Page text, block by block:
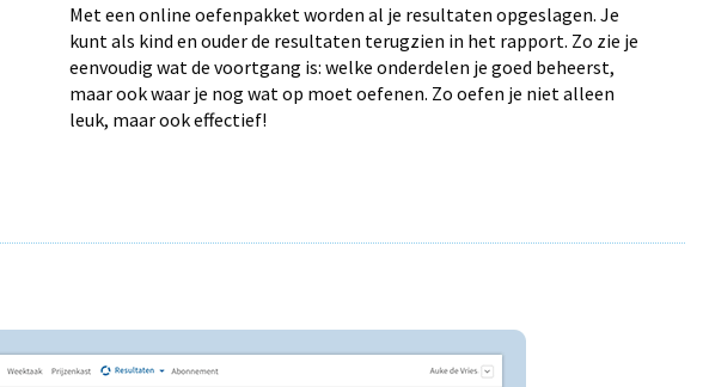
Met een online oefenpakket worden al je resultaten opgeslagen. Je
kunt als kind en ouder de resultaten terugzien in het rapport. Zo zie je
eenvoudig wat de voortgang is: welke onderdelen je goed beheerst,
maar ook waar je nog wat op moet oefenen. Zo oefen je niet alleen
leuk, maar ook effectief!